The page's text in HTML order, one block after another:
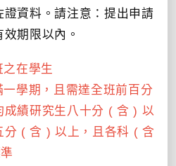
資料。請注意：提出申請
期限以內。
在學生
學期，且需達全班前百分
成績研究生八十分 ( 含 ) 以
分 ( 含 ) 以上，且各科 ( 含